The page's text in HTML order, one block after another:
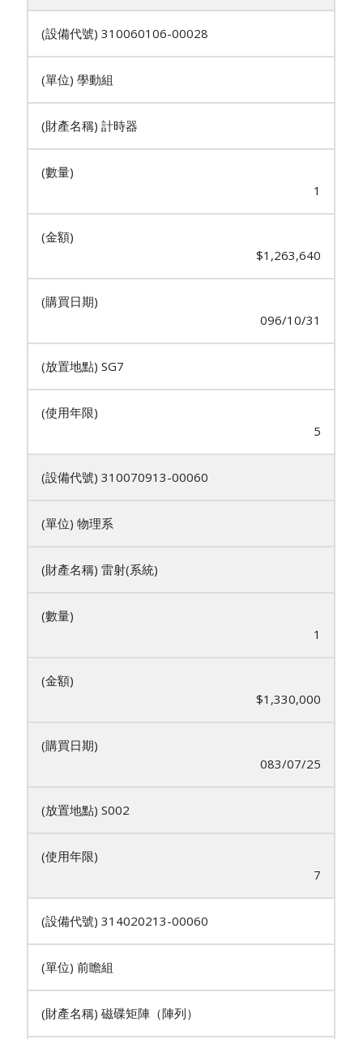
310060106-00028
學動組
計時器
1
$1,263,640
096/10/31
SG7
5
310070913-00060
物理系
雷射(系統)
1
$1,330,000
083/07/25
S002
7
314020213-00060
前瞻組
磁碟矩陣（陣列）